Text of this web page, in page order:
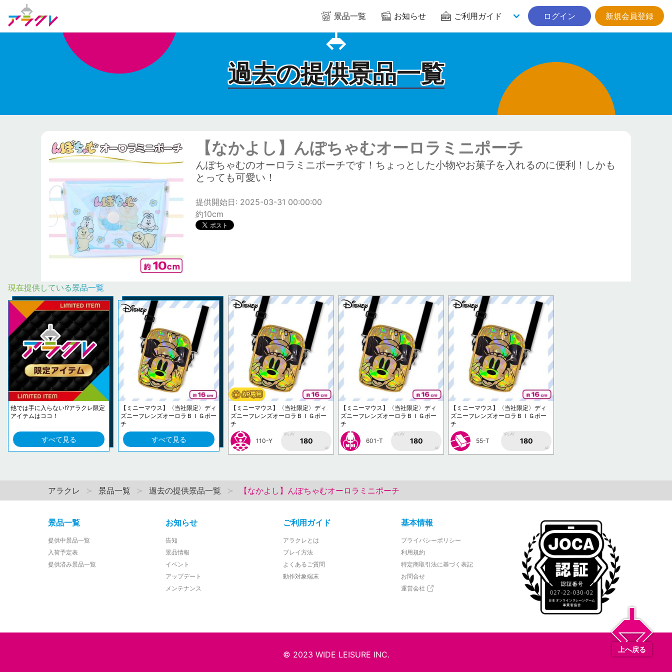
景品一覧 お知らせ ご利用ガイド ログイン 新規会員登録
過去の提供景品一覧
【なかよし】んぽちゃむオーロラミニポーチ
んぽちゃむのオーロラミニポーチです！ちょっとした小物やお菓子を入れるのに便利！しかも
とっても可愛い！
提供開始日: 2025-03-31 00:00:00
約10cm
現在提供している景品一覧
他では手に入らない!?アラクレ限定
アイテムはココ！
すべて見る
【ミニーマウス】〈当社限定〉ディ
ズニーフレンズオーロラＢＩＧポー
チ
すべて見る
【ミニーマウス】〈当社限定〉ディ
ズニーフレンズオーロラＢＩＧポー
チ
110-Y
1PLAY
180
AP
【ミニーマウス】〈当社限定〉ディ
ズニーフレンズオーロラＢＩＧポー
チ
601-T
1PLAY
180
AP
【ミニーマウス】〈当社限定〉ディ
ズニーフレンズオーロラＢＩＧポー
チ
55-T
1PLAY
180
AP
アラクレ 景品一覧 過去の提供景品一覧 【なかよし】んぽちゃむオーロラミニポーチ
景品一覧
提供中景品一覧
入荷予定表
提供済み景品一覧
お知らせ
告知
景品情報
イベント
アップデート
メンテナンス
ご利用ガイド
アラクレとは
プレイ方法
よくあるご質問
動作対象端末
基本情報
プライバシーポリシー
利用規約
特定商取引法に基づく表記
お問合せ
運営会社
© 2023 WIDE LEISURE INC.
上へ戻る